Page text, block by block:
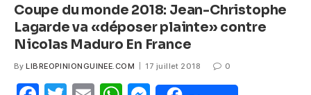
Coupe du monde 2018: Jean-Christophe
Lagarde va «déposer plainte» contre
Nicolas Maduro En France
By LIBREOPINIONGUINEE.COM 17 juillet 2018 0